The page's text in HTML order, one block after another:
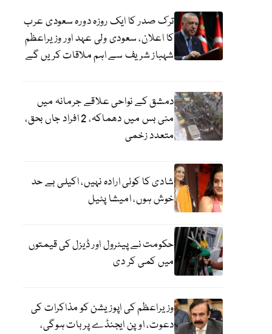
ترک صدر کا ایک روزہ دورہ سعودی عرب
کا اعلان، سعودی ولی عہد اور وزیراعظم
شہباز شریف سے اہم ملاقات کریں گے
دمشق کے نواحی علاقے جرمانہ میں
منی بس میں دھماکہ، 2 افراد جاں بحق،
متعدد زخمی
شادی کا کوئی ارادہ نہیں، اکیلی بے حد
خوش ہوں، امیشا پٹیل
حکومت نے پیٹرول اور ڈیزل کی قیمتوں
میں کمی کر دی
وزیراعظم کی اپوزیشن کو مذاکرات کی
دعوت، اوپن ایجنڈے پر بات ہوگی،